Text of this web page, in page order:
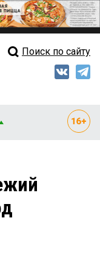
выпуск
Поиск по сайту